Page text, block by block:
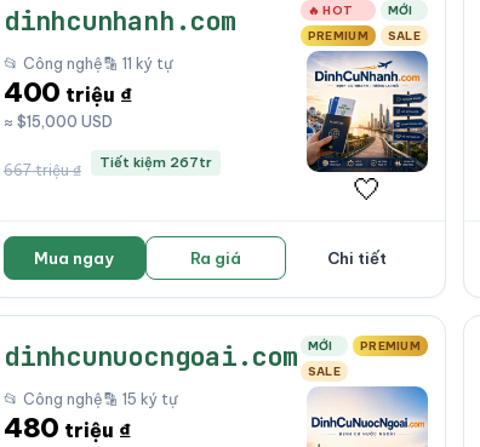
dinhcunhanh.com 🔥 HOT
MỚI
PREMIUM
SALE
📂 Công nghệ🔡 11 ký tự
400 triệu ₫
≈ $15,000 USD
667 triệu ₫ Tiết kiệm 267tr
🤍
Mua ngay Ra giá Chi tiết
dinhcunuocngoai.com MỚI
PREMIUM
SALE
📂 Công nghệ🔡 15 ký tự
480 triệu ₫